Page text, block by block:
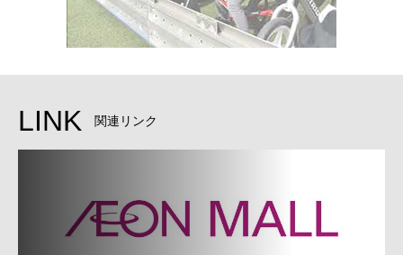
LINK 関連リンク